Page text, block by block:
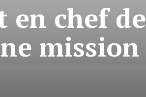
en chef de
mission